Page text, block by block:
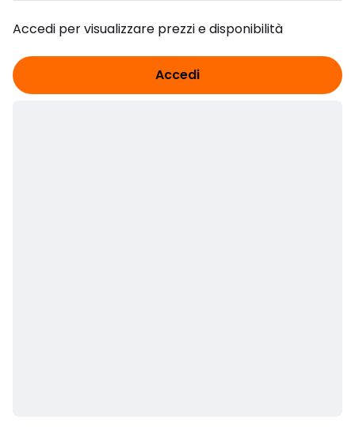
Accedi per visualizzare prezzi e disponibilità
Accedi